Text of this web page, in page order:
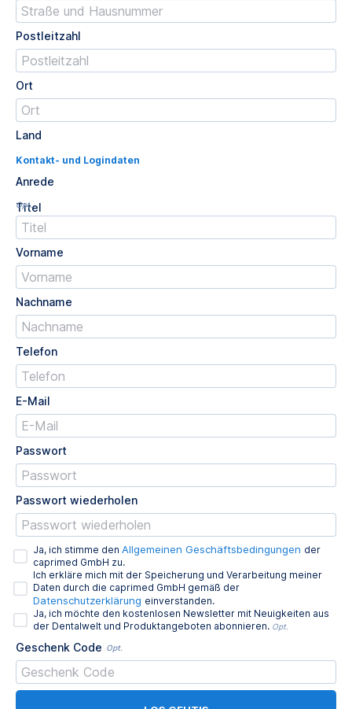
Postleitzahl
Ort
Land
Kontakt- und Logindaten
Anrede
Titel
Opt.
Vorname
Nachname
Telefon
E-Mail
Passwort
Passwort wiederholen
Ja, ich stimme den Allgemeinen Geschäftsbedingungen der
caprimed GmbH zu.
Ich erkläre mich mit der Speicherung und Verarbeitung meiner
Daten durch die caprimed GmbH gemäß der
Datenschutzerklärung einverstanden.
Ja, ich möchte den kostenlosen Newsletter mit Neuigkeiten aus
der Dentalwelt und Produktangeboten abonnieren. Opt.
Geschenk Code Opt.